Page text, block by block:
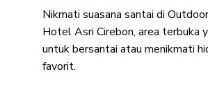
Nikmati suasana santai di
Hotel Asri Cirebon, area terbuka
untuk bersantai atau menikmati
favorit.